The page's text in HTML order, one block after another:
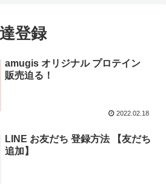
登録
amugis オリジナル プロテイン
販売迫る！
2022.02.18
LINE お友だち 登録方法 【友だち
追加】